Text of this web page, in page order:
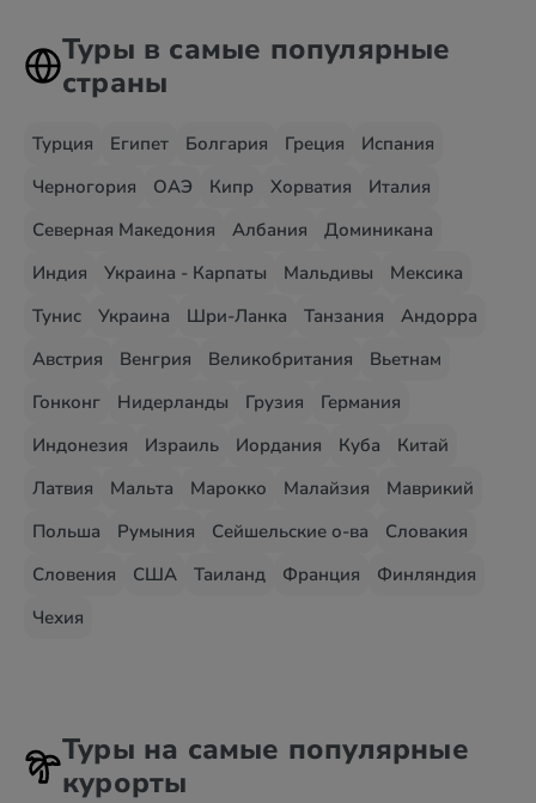
Туры в самые популярные
страны
Турция Египет Болгария Греция
Испания
Черногория
ОАЭ Кипр Хорватия
Италия
Северная Македония
Албания
Доминикана
Индия
Украина - Карпаты Мальдивы
Мексика
Тунис
Украина Шри-Ланка Танзания
Андорра
Австрия
Венгрия Великобритания
Вьетнам
Гонконг
Нидерланды Грузия
Германия
Индонезия
Израиль Иордания Куба
Китай
Латвия
Мальта Марокко Малайзия
Маврикий
Польша
Румыния Сейшельские о-ва
Словакия
Словения
США Таиланд Франция
Финляндия
Чехия
Туры на самые популярные
курорты